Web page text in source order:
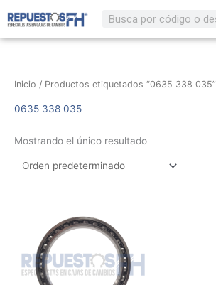
contenido
Buscar
Inicio / Productos etiquetados “0635 338 035”
0635 338 035
Mostrando el único resultado